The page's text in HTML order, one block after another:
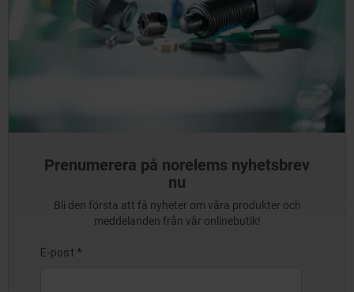
Prenumerera på norelems nyhetsbrev
nu
Bli den första att få nyheter om våra produkter och
meddelanden från vår onlinebutik!